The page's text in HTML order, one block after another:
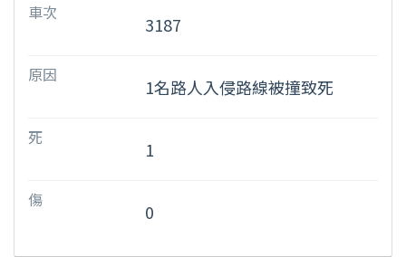
車次
3187
原因
1名路人入侵路線被撞致死
死
1
傷
0